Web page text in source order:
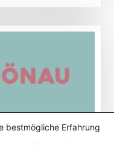
bestmögliche Erfahrung